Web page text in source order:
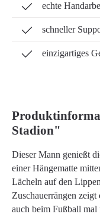
echte
schneller
einzigartiges
Stadion"
Dieser Mann genießt
einer Hängematte
Lächeln auf den
Zuschauerrängen zeigt
auch beim Fußball mal